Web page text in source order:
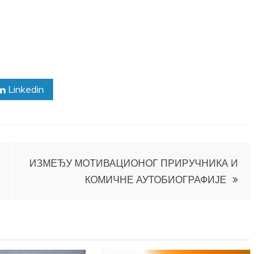
Linkedin
ИЗМЕЂУ МОТИВАЦИОНОГ ПРИРУЧНИКА И
КОМИЧНЕ АУТОБИОГРАФИЈЕ